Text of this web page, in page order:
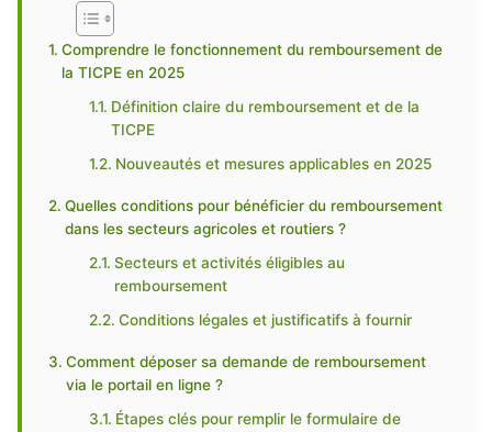
Comprendre le fonctionnement du remboursement de
la TICPE en 2025
Définition claire du remboursement et de la
TICPE
Nouveautés et mesures applicables en 2025
Quelles conditions pour bénéficier du remboursement
dans les secteurs agricoles et routiers ?
Secteurs et activités éligibles au
remboursement
Conditions légales et justificatifs à fournir
Comment déposer sa demande de remboursement
via le portail en ligne ?
Étapes clés pour remplir le formulaire de